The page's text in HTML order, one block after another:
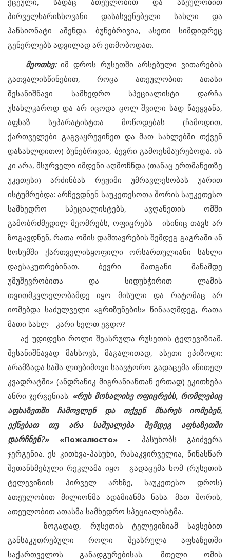
პირველხარისხოვანი დასასვენებელი სახლი და
პანსიონატი აშენდა. ბუნებრივია, ასეთი სიმდიდრეც
გენერლებს ადვილად არ ეთმობოდათ.
მეოთხე:იმ დროს რუსეთში არსებული ვითარების
გათვალისწინებით, როცა ათეულობით ათასი
შესანიშნავი სამხედრო სპეციალისტი დარჩა
უსახლკაროდ და არ იცოდა ცოლ-შვილი სად წაეყვანა,
აფხაზ სეპარატისტთა მოწოდებას (ჩამოდით,
ქართველები გაგვაყრევინეთ და მათ სახლებში თქვენ
დასახლდითო) ბუნებრივია, ბევრი გამოეხმაურებოდა. ის
კი არა, მსურველი იმდენი აღმოჩნდა (თანაც ერთმანეთზე
უკეთესი) არძინბას რეჟიმი უმრავლესობას უარით
ისტუმრებდა: არჩევდნენ საუკეთესოთა შორის საუკეთესო
სამხედრო სპეციალისტებს, ავღანეთის ომში
გამობრძმედილ მეომრებს, ოფიცრებს - ისინიც თავს არ
ზოგავდნენ, რათა ომის დამთავრების შემდეგ გაგრაში ან
სოხუმში ქართველისყოფილი ორსართულიანი სახლი
დაესაკუთრებინათ. ბევრი მათგანი მანამდე
უმუშევრობითა და სიდუხჭირით ლამის
თვითმკვლელობამდე იყო მისული და რატომაც არ
იომებდა საძულველი «გრიზუნების» წინააღმდეგ, რათა
მათი სახლ - კარი ხელთ ეგდო?
აქ უდიდესი როლი შეასრულა რუსეთის ტელევიზიამ.
შესანიშნავად მახსოვს, მაგალითად, ასეთი ეპიზოდი:
არამზადა საშა ლიუბიმოვი საავტორო გადაცემა «წითელ
კვადრატში» (ანდრანიკ მიგრანიანთან ერთად) ეკითხება
ანრი ჯერგენიას: «რუს მოხალისე ოფიცრებს, რომლებიც
აფხაზეთში ჩამოვლენ და თქვენ მხარეს იომებენ,
ექნებათ თუ არა საშუალება შემდეგ აფხაზეთში
დარჩნენ?» «Пожалюсто» - პასუხობს გაიძვერა
ჯერგენია. ეს კითხვა-პასუხი, რასაკვირველია, წინასწარ
შეთანხმებული რეკლამა იყო - გადაცემა ხომ (რუსეთის
ტელევიზიის პირველ არხზე, საუკეთესო დროს)
ათეულობით მილიონმა ადამიანმა ნახა. მათ შორის,
ათეულობით ათასმა სამხედრო სპეციალისტმა.
ზოგადად, რუსეთის ტელევიზიამ სავსებით
განსაკუთრებული როლი შეასრულა აფხაზეთში
საქართველოს განადგურებისას. მთელი ომის